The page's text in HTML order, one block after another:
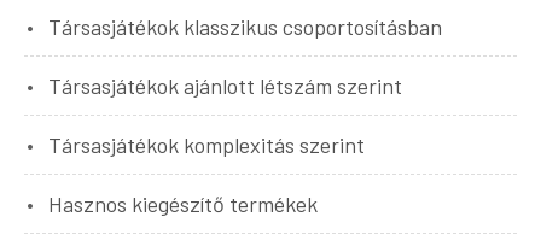
Társasjátékok klasszikus csoportosításban
Társasjátékok ajánlott létszám szerint
Társasjátékok komplexitás szerint
Hasznos kiegészítő termékek